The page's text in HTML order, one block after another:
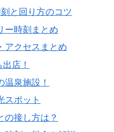
と回り方のコツ
ー時刻まとめ
アクセスまとめ
店！
泉施設！
スポット
の接し方は？